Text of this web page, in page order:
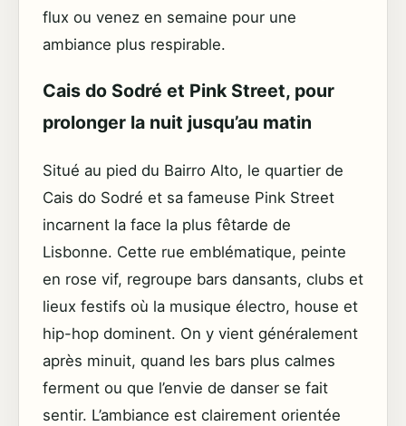
flux ou venez en semaine pour une
ambiance plus respirable.
Cais do Sodré et Pink Street, pour
prolonger la nuit jusqu’au matin
Situé au pied du Bairro Alto, le quartier de
Cais do Sodré et sa fameuse Pink Street
incarnent la face la plus fêtarde de
Lisbonne. Cette rue emblématique, peinte
en rose vif, regroupe bars dansants, clubs et
lieux festifs où la musique électro, house et
hip-hop dominent. On y vient généralement
après minuit, quand les bars plus calmes
ferment ou que l’envie de danser se fait
sentir. L’ambiance est clairement orientée